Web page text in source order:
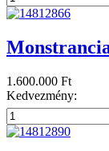
1.600.000 Ft
Kedvezmény: